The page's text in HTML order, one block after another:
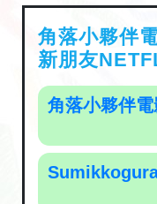
角落小夥伴
新朋友
角落小夥伴